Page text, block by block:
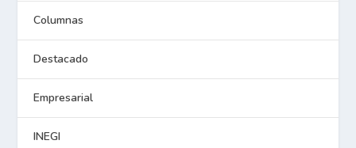
Columnas
Destacado
Empresarial
INEGI